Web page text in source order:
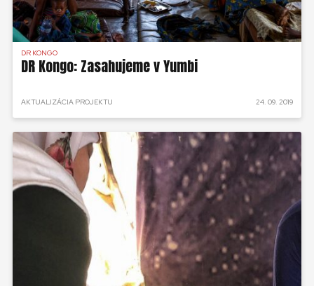
DR KONGO
DR Kongo: Zasahujeme v Yumbi
AKTUALIZÁCIA PROJEKTU 24. 09. 2019